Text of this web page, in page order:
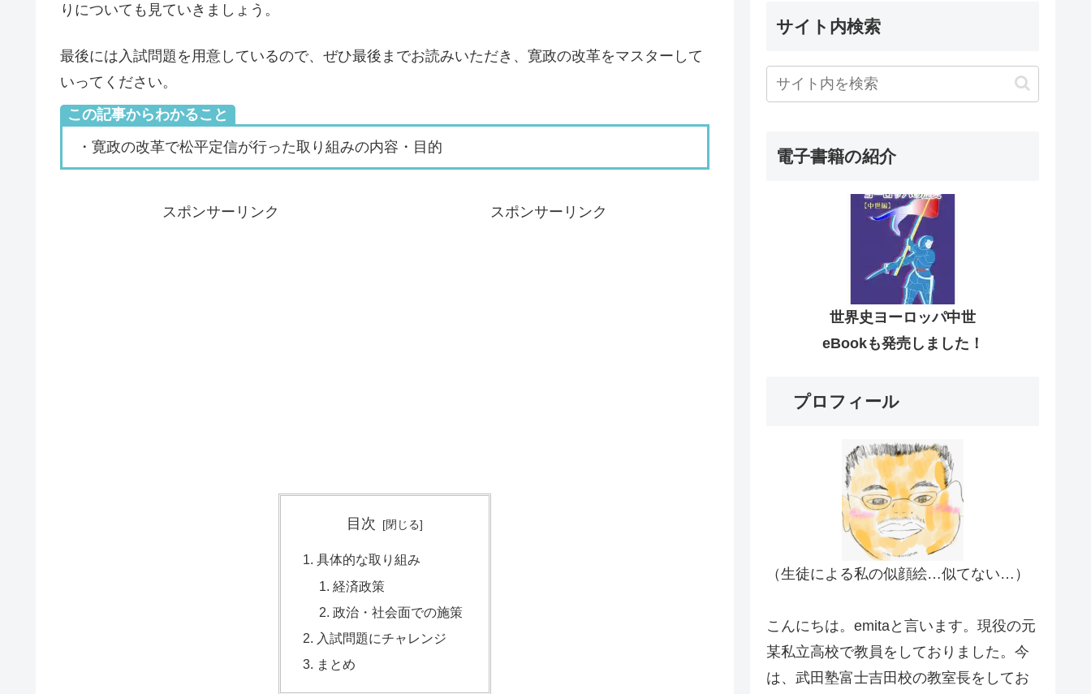
りについても見ていきましょう。
最後には入試問題を用意しているので、ぜひ最後までお読みいただき、寛政の改革をマスターして
いってください。
この記事からわかること
・寛政の改革で松平定信が行った取り組みの内容・目的
スポンサーリンク スポンサーリンク
目次
具体的な取り組み
経済政策
政治・社会面での施策
入試問題にチャレンジ
まとめ
サイト内検索
電子書籍の紹介
世界史ヨーロッパ中世
eBookも発売しました！
プロフィール
（生徒による私の似顔絵…似てない…）
こんにちは。emitaと言います。現役の元
某私立高校で教員をしておりました。今
は、武田塾富士吉田校の教室長をしてお